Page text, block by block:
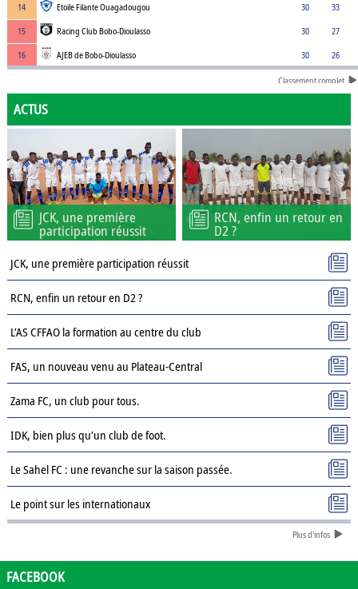
14
Etoile Filante Ouagadougou 30
33
15
Racing Club Bobo-Dioulasso 30
27
16
AJEB de Bobo-Dioulasso 30 26
Classement complet
ACTUS
JCK, une première
participation réussit
RCN, enfin un retour en
D2 ?
JCK, une première participation réussit
RCN, enfin un retour en D2 ?
L’AS CFFAO la formation au centre du club
FAS, un nouveau venu au Plateau-Central
Zama FC, un club pour tous.
IDK, bien plus qu’un club de foot.
Le Sahel FC : une revanche sur la saison passée.
Le point sur les internationaux
Présentation des clubs de D3 : ASPC Tenkodogo
Plus d'infos
FACEBOOK